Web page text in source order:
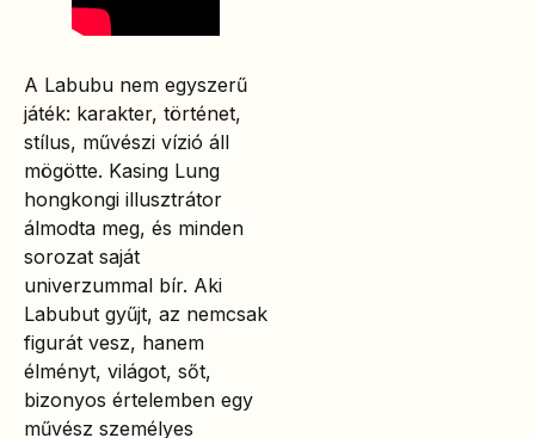
A Labubu nem egyszerű
játék: karakter, történet,
stílus, művészi vízió áll
mögötte. Kasing Lung
hongkongi illusztrátor
álmodta meg, és minden
sorozat saját
univerzummal bír. Aki
Labubut gyűjt, az nemcsak
figurát vesz, hanem
élményt, világot, sőt,
bizonyos értelemben egy
művész személyes